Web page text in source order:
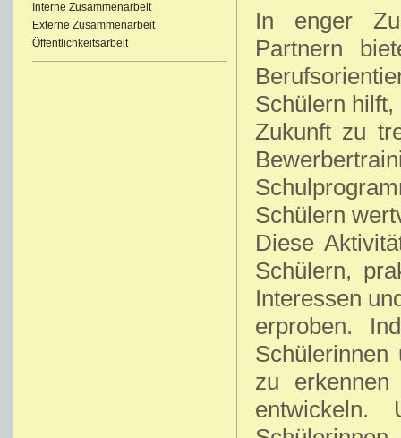
Interne Zusammenarbeit
Externe Zusammenarbeit
Öffentlichkeitsarbeit
In enger
Partnern
Schülern
Zukunft zu
Schülern
Diese
Schülern,
Interessen
erproben.
zu erkennen